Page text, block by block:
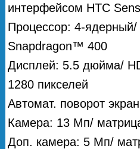
интерфейсом HTC
Процессор: 4-
Snapdragon™ 400
Дисплей: 5.5 дюйма/
1280 пикселей
Автомат. поворот
Камера: 13 Мп/
Доп. камера: 5 Мп/